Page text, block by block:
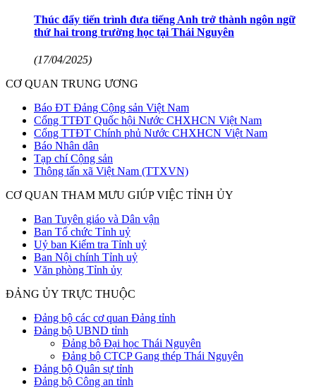
Thúc đẩy tiến trình đưa tiếng Anh trở thành ngôn ngữ
thứ hai trong trường học tại Thái Nguyên
(17/04/2025)
CƠ QUAN TRUNG ƯƠNG
Báo ĐT Đảng Cộng sản Việt Nam
Cổng TTĐT Quốc hội Nước CHXHCN Việt Nam
Cổng TTĐT Chính phủ Nước CHXHCN Việt Nam
Báo Nhân dân
Tạp chí Cộng sản
Thông tấn xã Việt Nam (TTXVN)
CƠ QUAN THAM MƯU GIÚP VIỆC TỈNH ỦY
Ban Tuyên giáo và Dân vận
Ban Tổ chức Tỉnh uỷ
Uỷ ban Kiểm tra Tỉnh uỷ
Ban Nội chính Tỉnh uỷ
Văn phòng Tỉnh ủy
ĐẢNG ỦY TRỰC THUỘC
Đảng bộ các cơ quan Đảng tỉnh
Đảng bộ UBND tỉnh
Đảng bộ Đại học Thái Nguyên
Đảng bộ CTCP Gang thép Thái Nguyên
Đảng bộ Quân sự tỉnh
Đảng bộ Công an tỉnh